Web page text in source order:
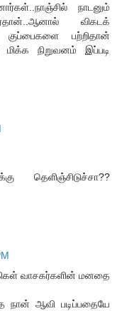
நாடனும்
விகடக்
குப்பைகளை பற்றிதான்
மிக்க நிறுவனம் இப்படி
தெளிஞ்சிடுச்சா??
வாசகர்களின் மனதை
நான் ஆவி படிப்பதையே